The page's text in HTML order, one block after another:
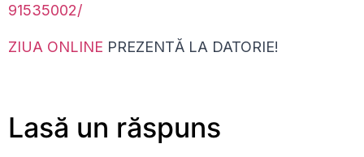
91535002/
ZIUA ONLINE PREZENTĂ LA DATORIE!
Lasă un răspuns